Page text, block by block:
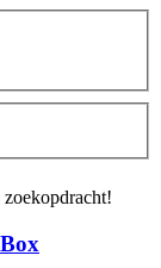
zoekopdracht!